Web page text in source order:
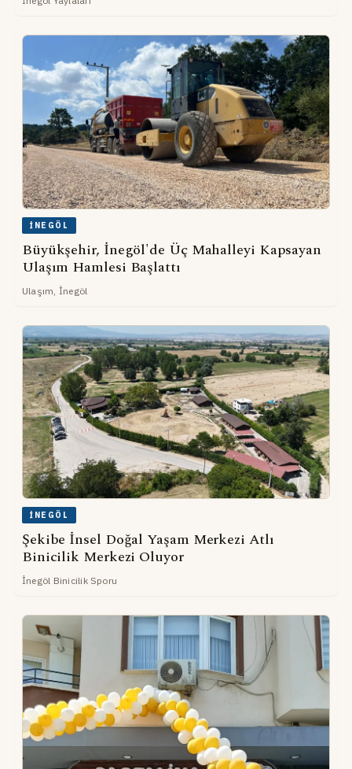
İNEGÖL
Büyükşehir, İnegöl'de Üç Mahalleyi Kapsayan
Ulaşım Hamlesi Başlattı
Ulaşım, İnegöl
İNEGÖL
Şekibe İnsel Doğal Yaşam Merkezi Atlı
Binicilik Merkezi Oluyor
İnegöl Binicilik Sporu